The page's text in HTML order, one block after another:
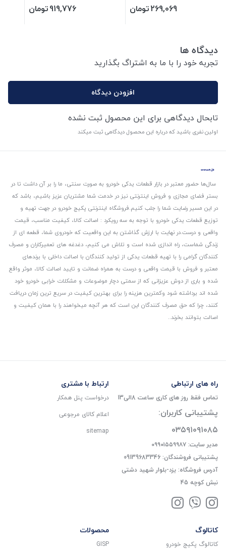
269,069تومان 919,776تومان
دیدگاه ها
تجربه خود را با ما به اشتراگ بگذارید
افزودن دیدگاه
تابحال دیدگاهی برای این محصول ثبت نشده
اولین نفری باشید که درباره این محصول دیدگاهی ثبت میکند
سال‌ها حضور معتبر در بازار قطعات یدکی خودرو به صورت سنتی، ما را بر آن داشت تا در
بستر فضای مجازی و فروش اینترنتی نیز در خدمت شما مشتریان عزیز باشیم، باشد که
در این مسیر رضایت شما را جلب کنیم.فروشگاه اینترنتی پکیج خودرو در جهت تهیه و
توزیع قطعات یدکی خودرو با توجه به سه رویکرد : اصالت کالا، کیفیت مناسب، قیمت
واقعی و درست.در نهایت با ارزش گذاشتن به این واقعیت که خودروی شما، قطعه ای از
زندگی شماست، راه اندازی شده است و تلاش می کنیم، دغدغه های تعمیرکاران و مصرف
کنندگان گرامی را با تهیه قطعات یدکی از تولید کنندگان با اصالت داخلی با برندهای
معتبر و فروش با قیمت واقعی و درست به همراه ضمانت و تایید اصالت کالا، موثر واقع
شده و باری از دوش عزیزانی که از سمتی دچار موضوعات و مشکلات خرابی خودرو خود
شده اند برداشته شود و‌کمترین هزینه را برای بهترین کیفیت در سریع ترین زمان دریافت
کنند، چرا که حق مصرف کنندگان این است که هر آنچه میخواهند را با همان کیفیت و
اصالت بتوانند بخرند..
راه های ارتباطی
تماس فقط روز های کاری ساعت 8الی13
پشتیبانی کاربران:
۰۳۵۹۱۰۹۱۰۸۵
مدیر سایت: ۰۹۹۰۱۵۵۹۹۸۷
پشتیبانی فروشندگان: 09139683346
آدرس فروشگاه: یزد-بلوار شهید دشتی
نبش کوچه 45
ارتباط با مشتری
درخواست پنل همکار
اعلام کالای مرجوعی
sitemap
کاتالوگ
کاتالوگ پکیج خودرو
محصولات
GISP